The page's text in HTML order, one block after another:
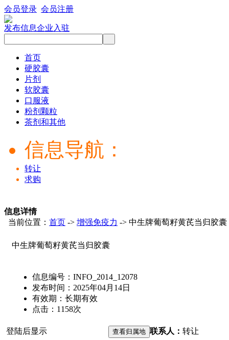
会员登录 会员注册
发布信息企业入驻
首页
硬胶囊
片剂
软胶囊
口服液
粉剂颗粒
茶剂和其他
信息导航：
转让
求购
信息详情
当前位置： 首页 -> 增强免疫力 -> 中生牌葡萄籽黄芪当归胶囊
中生牌葡萄籽黄芪当归胶囊
信息编号： INFO_2014_12078
发布时间： 2025年04月14日
有效期： 长期有效
点击： 1158次
登陆后显示 联系人： 转让